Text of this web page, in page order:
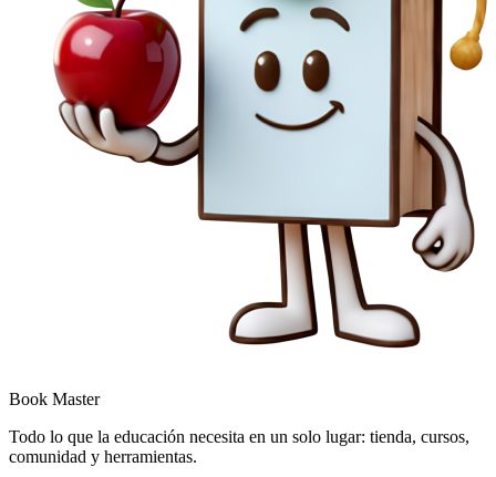
Book Master
Todo lo que la educación necesita en un solo lugar: tienda, cursos,
comunidad y herramientas.